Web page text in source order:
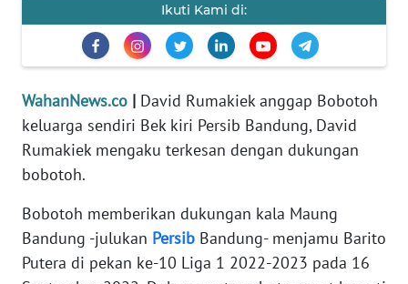
Ikuti Kami di:
WahanNews.co | David Rumakiek anggap Bobotoh
keluarga sendiri Bek kiri Persib Bandung, David
Rumakiek mengaku terkesan dengan dukungan
bobotoh.
Bobotoh memberikan dukungan kala Maung
Bandung -julukan Persib Bandung- menjamu Barito
Putera di pekan ke-10 Liga 1 2022-2023 pada 16
OLAHRAGA
EDITORIAL
Informasi
INDEKS
BERITA